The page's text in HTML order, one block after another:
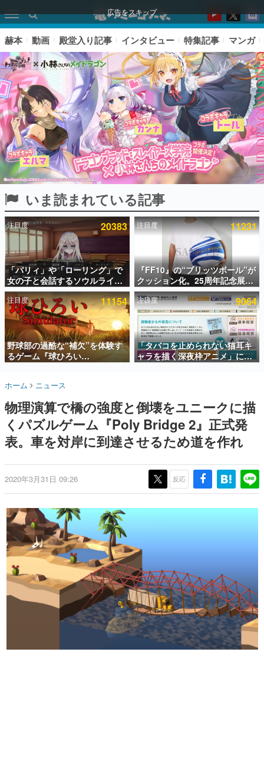
広告をスキップ
ピックアップ
電ファミのいま読まれている記事ランキング
アプリセール情報
インタビュー
連載・特集一覧
殿堂入り記事
SNS拡散数が数千以上！ ページビュー数万以上！ などな
ど。多くの人々に読まれた、電ファミ渾身の“殿堂入り”記
事をまとめました。
名作ゲームクリエイターの方々に製作時のエピソードをお
きます。
赫本
この物語を解いてはいけない。『赫本』は、〈試験問題〉
の形をした短編ホラー小説集です。
これからのデジタルゲーム市場を担う若きクリエイター達
の姿を追い、彼らのルーツと情熱を探っていきます。
ゲーム世代の作家たち
ゲームに多大な影響を受けた作家さんに取材し、ゲームが
日本のコンテンツ産業やカルチャーに与えた影響を探る企
画です。
日本モバイルゲーム産業史
日本のモバイルゲーム史における主要なトピック・タイト
ルを網羅するほか、開発者へのインタビューや識者による
解説を掲載。約20年の歴史が一望できる決定版！
若ゲのいたり〜ゲームクリエイターの青春〜
『うつヌケ』『ペンと箸』等で知られるマンガ家・田中圭
一先生によるゲーム業界レポートマンガです。
赫本 動画 殿堂入り記事 インタビュー 特集記事 マンガ
いま読まれている記事
注目度 20383
「パリィ」や「ローリング」で
女の子と会話するソウルライク
恋愛ゲーム『小早川さんはソウ
ルライク』無料公開。返事に失
敗すると「YOU DIED」
注目度 11231
『FF10』の“ブリッツボール”が
クッション化。25周年記念展
「FINAL FANTASY X
MUSEUM-幻光の記憶-」のグッ
ズ情報が一部公開
注目度 11154
野球部の過酷な“補欠”を体験す
るゲーム『球ひろい
Simulator』が「1件」のウィッ
対応しSNSで話題に。『キング
ダム・カム』開発元やチェコの
プロ野球選手から称賛の声
注目度 9064
「タバコを止められない猫耳キ
ャラを描く深夜枠アニメ」に視
聴者の一部から批判意見。違法
ホーム ニュース
物理演算で橋の強度と倒壊をユニークに描
くパズルゲーム『Poly Bridge 2』正式発
表。車を対岸に到達させるため道を作れ
2020年3月31日 09:26 反応